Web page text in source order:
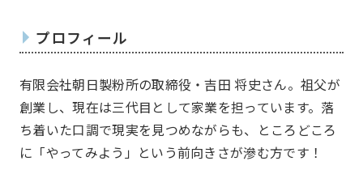
ホーム Home
プロフィール
有限会社朝日製粉所の取締役・吉田 将史さん。祖父が
創業し、現在は三代目として家業を担っています。落
ち着いた口調で現実を見つめながらも、ところどころ
に「やってみよう」という前向きさが滲む方です！